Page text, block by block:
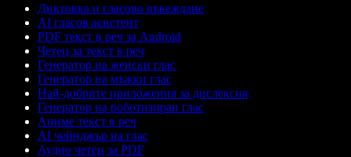
Диктовка и гласово въвеждане
AI гласов асистент
PDF текст в реч за Android
Четец за текст в реч
Генератор на женски глас
Генератор на мъжки глас
Най-добрите приложения за дислексия
Генератор на роботизиран глас
Аниме текст в реч
AI чейнджър на глас
Аудио четец за PDF